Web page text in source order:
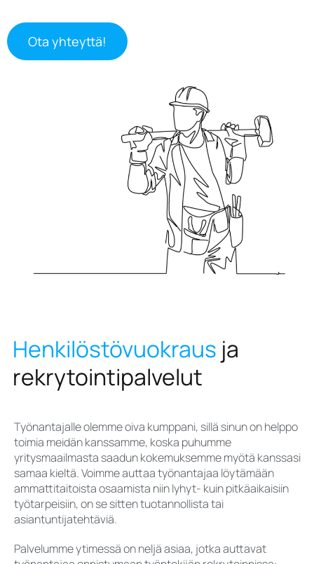
Ota yhteyttä!
Henkilöstövuokraus ja
rekrytointipalvelut
Työnantajalle olemme oiva kumppani, sillä sinun on helppo
toimia meidän kanssamme, koska puhumme
yritysmaailmasta saadun kokemuksemme myötä kanssasi
samaa kieltä. Voimme auttaa työnantajaa löytämään
ammattitaitoista osaamista niin lyhyt- kuin pitkäaikaisiin
työtarpeisiin, on se sitten tuotannollista tai
asiantuntijatehtäviä.
Palvelumme ytimessä on neljä asiaa, jotka auttavat